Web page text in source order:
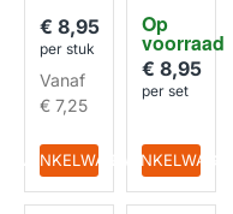
HUISMERK
€ 8,95
per stuk
Vanaf
€ 7,25
IN WINKELWAGEN HUISMERK
Op
voorraad
a
Compa
ct
Power
Cyclon
ZR005
901
€ 8,95
per set
IN WINKELWAGEN